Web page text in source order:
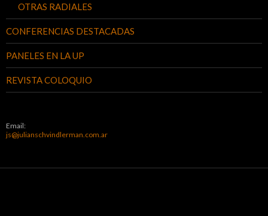
OTRAS RADIALES
CONFERENCIAS DESTACADAS
PANELES EN LA UP
REVISTA COLOQUIO
Email:
js@julianschvindlerman.com.ar